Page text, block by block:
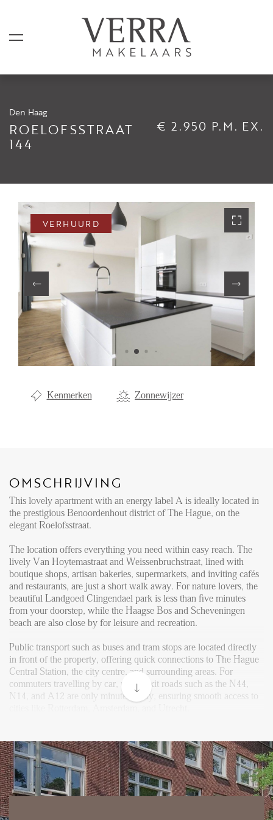
Den Haag
ROELOFSSTRAAT
144
€ 2.950 P.M. EX.
VERHUURD
Kenmerken Zonnewijzer
OMSCHRIJVING
This lovely apartment with an energy label A is ideally located in
the prestigious Benoordenhout district of The Hague, on the
elegant Roelofsstraat.
The location offers everything you need within easy reach. The
lively Van Hoytemastraat and Weissenbruchstraat, lined with
boutique shops, artisan bakeries, supermarkets, and inviting cafés
and restaurants, are just a short walk away. For nature lovers, the
beautiful Landgoed Clingendael park is less than five minutes
from your doorstep, while the Haagse Bos and Scheveningen
beach are also close by for leisure and recreation.
Public transport such as buses and tram stops are located directly
in front of the property, offering quick connections to The Hague
Central Station, the city centre, and surrounding areas. For
commuters travelling by car, major exit roads such as the N44,
N14, and A12 are only minutes away, ensuring smooth access to
International Criminal Court (ICC), and NATO facilities, are all
located within a short distance, making this home an ideal choice
for diplomats, expats, and professionals seeking both elegance and
convenience in The Hague.
AANBOD
Shortstay
Verkocht
Verhuurd
DIENSTEN
Aanhuur
Aankoop
Beheer
Verhuur
Nieuwbouw
LOCAL LIFE
OVER ONS
FAQ
Reviews
Werken bij
CONTACT
Den Haag
Hillegersberg
Rotterdam